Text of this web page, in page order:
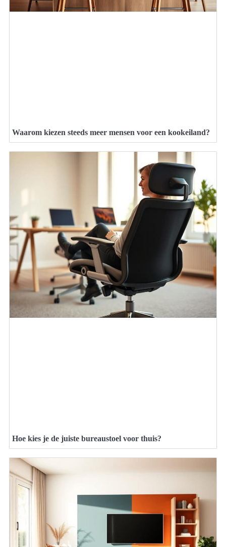
Waarom kiezen steeds meer mensen voor een kookeiland?
Hoe kies je de juiste bureaustoel voor thuis?